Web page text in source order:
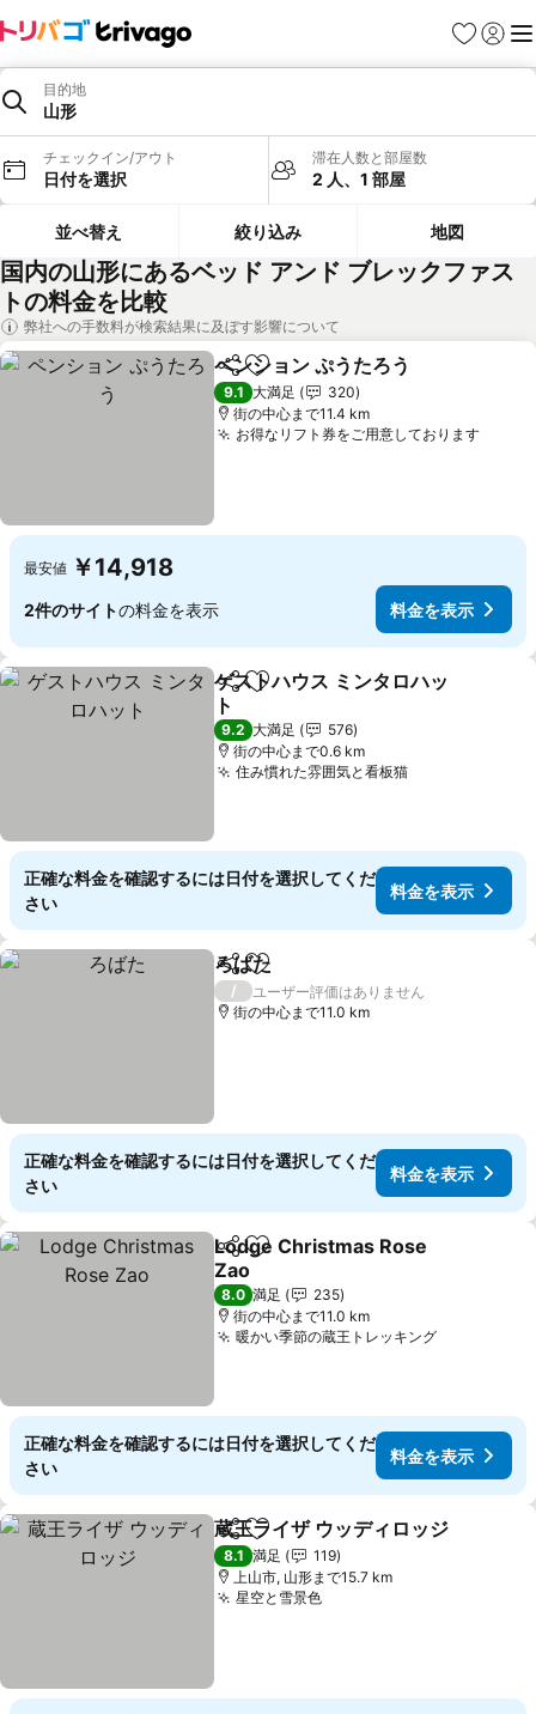
お気に入り
ログイ
メ
目的地
山形
チェックイン/アウト
日付を選択
滞在人数と部屋数
2 人、1 部屋
並べ替え 絞り込み 地図
国内の山形にあるベッド アンド ブレックファス
トの料金を比較
弊社への手数料が検索結果に及ぼす影響について
シェアお気に入りに追加
ペンション ぷうたろう
9.1 大満足
320
街の中心まで11.4 km
お得なリフト券をご用意しております料金
最安値 ￥14,918
2件のサイトの料金を表示 料金を表示
シェアお気に入りに追加
ゲストハウス ミンタロハッ
ト
料金を表示
9.2 大満足
576
街の中心まで0.6 km
住み慣れた雰囲気と看板猫料金を表示
正確な料金を確認するには日付を選択してくだ
さい
料金を表示
シェアお気に入りに追加
ろばた
/
ユーザー評価はありません
街の中心まで11.0 km
正確な料金を確認するには日付を選択してくだ
さい
料金を表示
シェアお気に入りに追加
Lodge Christmas Rose
Zao
料金を表示
8.0 満足
235
街の中心まで11.0 km
暖かい季節の蔵王トレッキング
正確な料金を確認するには日付を選択してくだ
さい
料金を表示
シェアお気に入りに追加
蔵王ライザ ウッディロッジ
8.1 満足
119
上山市, 山形まで15.7 km
星空と雪景色料金を表示